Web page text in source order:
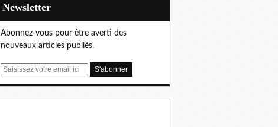
Newsletter
Abonnez-vous pour être averti des
nouveaux articles publiés.
E